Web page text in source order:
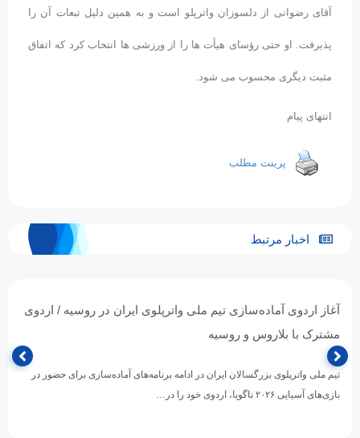
آقای رضوانی از دلسوزان واترپلو است و به همین دلیل تبعات آن را
پذیرفت. او حتی رؤسای هیأت ها را از ورزشی ها انتخاب کرد که اتفاق
مثبت دیگری محسوب می شود.
انتهای پیام
پرینت مطلب
اخبار مرتبط
آغاز اردوی آماده‌سازی تیم ملی واترپلوی ایران در روسیه / اردوی
مشترک با بلاروس و روسیه
تیم ملی واترپلوی بزرگسالان ایران در ادامه برنامه‌های آماده‌سازی برای حضور در
بازی‌های آسیایی ۲۰۲۶ ناگویا، اردوی خود را در…